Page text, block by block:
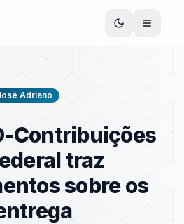
Adriano
Contribuições
traz
sobre os